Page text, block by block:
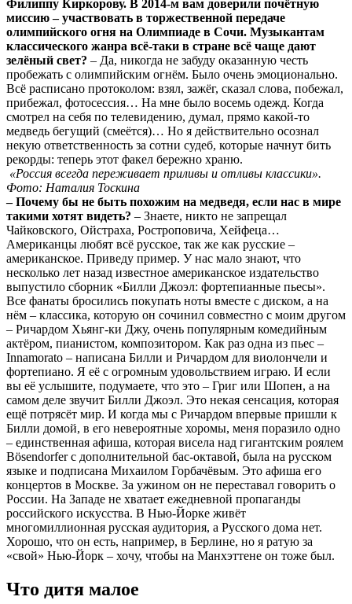
Филиппу Киркорову. В 2014-м вам доверили почётную
миссию – участвовать в торжественной передаче
олимпийского огня на Олимпиаде в Сочи. Музыкантам
классического жанра всё-таки в стране всё чаще дают
зелёный свет? – Да, никогда не забуду оказанную честь
пробежать с олимпийским огнём. Было очень эмоционально.
Всё расписано протоколом: взял, зажёг, сказал слова, побежал,
прибежал, фотосессия… На мне было восемь одежд. Когда
смотрел на себя по телевидению, думал, прямо какой-то
медведь бегущий (смеётся)… Но я действительно осознал
некую ответственность за сотни судеб, которые начнут бить
рекорды: теперь этот факел бережно храню.
«Россия всегда переживает приливы и отливы классики».
Фото: Наталия Тоскина
– Почему бы не быть похожим на медведя, если нас в мире
такими хотят видеть? – Знаете, никто не запрещал
Чайковского, Ойстраха, Ростроповича, Хейфеца…
Американцы любят всё русское, так же как русские –
американское. Приведу пример. У нас мало знают, что
несколько лет назад известное американское издательство
выпустило сборник «Билли Джоэл: фортепианные пьесы».
Все фанаты бросились покупать ноты вместе с диском, а на
нём – классика, которую он сочинил совместно с моим другом
– Ричардом Хьянг-ки Джу, очень популярным комедийным
актёром, пианистом, композитором. Как раз одна из пьес –
Innamorato – написана Билли и Ричардом для виолончели и
фортепиано. Я её с огромным удовольствием играю. И если
вы её услышите, подумаете, что это – Григ или Шопен, а на
самом деле звучит Билли Джоэл. Это некая сенсация, которая
ещё потрясёт мир. И когда мы с Ричардом впервые пришли к
Билли домой, в его невероятные хоромы, меня поразило одно
– единственная афиша, которая висела над гигантским роялем
Bösendorfer с дополнительной бас-октавой, была на русском
языке и подписана Михаилом Горбачёвым. Это афиша его
концертов в Москве. За ужином он не переставал говорить о
России. На Западе не хватает ежедневной пропаганды
российского искусства. В Нью-Йорке живёт
многомиллионная русская аудитория, а Русского дома нет.
Хорошо, что он есть, например, в Берлине, но я ратую за
«свой» Нью-Йорк – хочу, чтобы на Манхэттене он тоже был.
Что дитя малое